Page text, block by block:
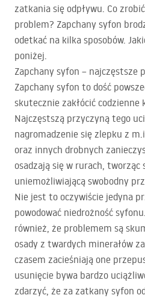
zatkania się odpływu. Co
problem? Zapchany syfon
odetkać na kilka sposobów.
poniżej.
Zapchany syfon – najczęstsze
Zapchany syfon to dość
skutecznie zakłócić codzienne
Najczęstszą przyczyną tego
nagromadzenie się zlepku z
oraz innych drobnych
osadzają się w rurach, tworząc
uniemożliwiającą swobodny
Nie jest to oczywiście jedyna
powodować niedrożność
również, że problemem są
osady z twardych minerałów
czasem zacieśniają one
usunięcie bywa bardzo
zdarzyć, że za zatkany syfon